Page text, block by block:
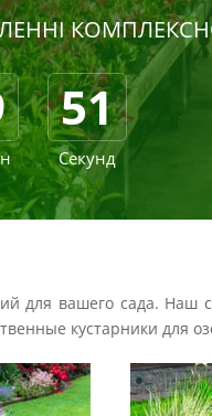
50
Секунд
для вашего сада.
кустарники для